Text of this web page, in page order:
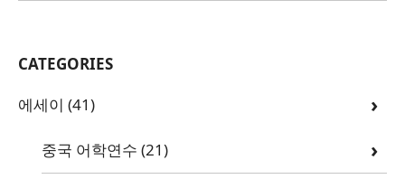
CATEGORIES
에세이 (41)
중국 어학연수 (21)